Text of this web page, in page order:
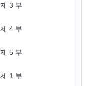
제 3 부
제 4 부
제 5 부
제 1 부